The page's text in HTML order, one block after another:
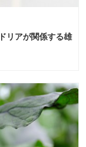
リアが関係する雄